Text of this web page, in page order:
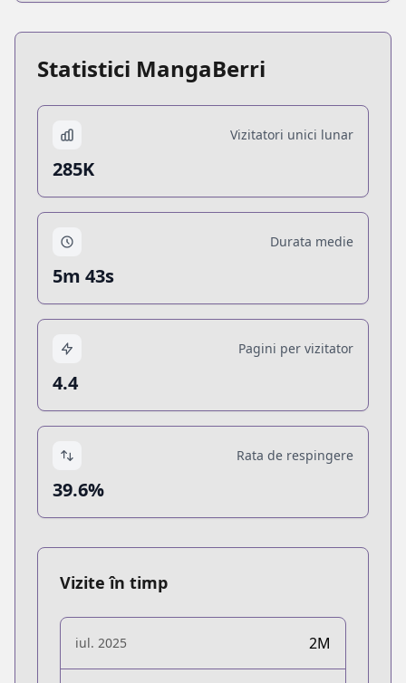
Statistici MangaBerri
Vizitatori unici lunar
285K
Durata medie
5m 43s
Pagini per vizitator
4.4
Rata de respingere
39.6%
Vizite în timp
iul. 2025 2M